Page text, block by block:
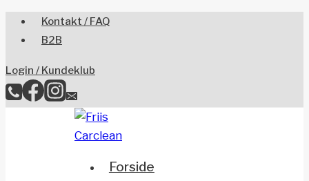
Skip
Kontakt / FAQ
B2B
Login / Kundeklub
Forside